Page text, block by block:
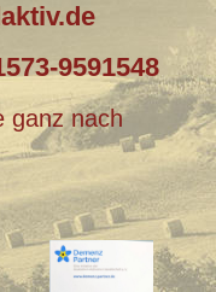
ganz nach